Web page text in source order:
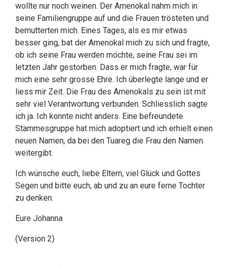
wollte nur noch weinen. Der Amenokal nahm mich in
seine Familiengruppe auf und die Frauen trösteten und
bemutterten mich. Eines Tages, als es mir etwas
besser ging, bat der Amenokal mich zu sich und fragte,
ob ich seine Frau werden möchte, seine Frau sei im
letzten Jahr gestorben. Dass er mich fragte, war für
mich eine sehr grosse Ehre. Ich überlegte lange und er
liess mir Zeit. Die Frau des Amenokals zu sein ist mit
sehr viel Verantwortung verbunden. Schliesslich sagte
ich ja. Ich konnte nicht anders. Eine befreundete
Stammesgruppe hat mich adoptiert und ich erhielt einen
neuen Namen, da bei den Tuareg die Frau den Namen
weitergibt.
Ich wünsche euch, liebe Eltern, viel Glück und Gottes
Segen und bitte euch, ab und zu an eure ferne Tochter
zu denken.
Eure Johanna
(Version 2)